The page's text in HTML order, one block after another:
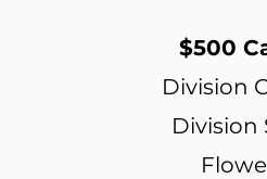
$500
Division
Division